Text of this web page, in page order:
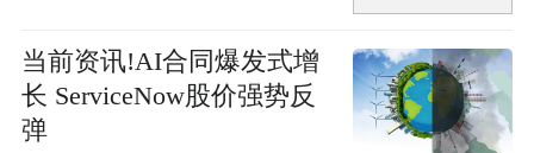
当前资讯!AI合同爆发式增
长 ServiceNow股价强势反
弹